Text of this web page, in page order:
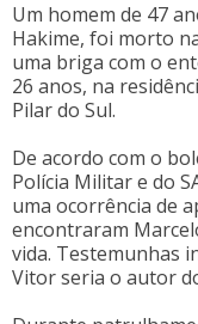
Um homem de 47
Hakime, foi morto
uma briga com o
26 anos, na
Pilar do Sul.
De acordo com o
Polícia Militar e do
uma ocorrência de
encontraram
vida. Testemunhas
Vitor seria o autor